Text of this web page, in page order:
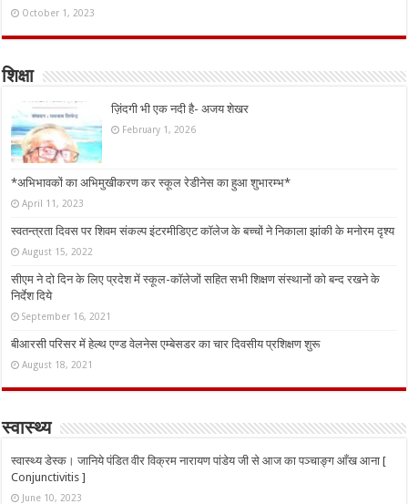
October 1, 2023
शिक्षा
ज़िंदगी भी एक नदी है- अजय शेखर
February 1, 2026
*अभिभावकों का अभिमुखीकरण कर स्कूल रेडीनेस का हुआ शुभारम्भ*
April 11, 2023
स्वतन्त्रता दिवस पर शिवम संकल्प इंटरमीडिएट कॉलेज के बच्चों ने निकाला झांकी के मनोरम दृश्य
August 15, 2022
सीएम ने दो दिन के लिए प्रदेश में स्कूल-कॉलेजों सहित सभी शिक्षण संस्थानों को बन्द रखने के
निर्देश दिये
September 16, 2021
बीआरसी परिसर में हेल्थ एण्ड वेलनेस एम्बेसडर का चार दिवसीय प्रशिक्षण शुरू
August 18, 2021
स्वास्थ्य
स्वास्थ्य डेस्क। जानिये पंडित वीर विक्रम नारायण पांडेय जी से आज का पञ्चाङ्ग आँख आना [
Conjunctivitis ]
June 10, 2023